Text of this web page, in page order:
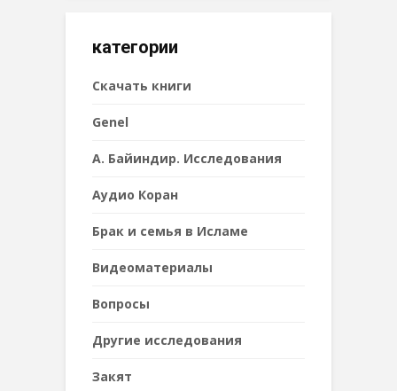
категории
Cкачать книги
Genel
А. Байиндир. Исследования
Аудио Коран
Брак и семья в Исламе
Видеоматериалы
Вопросы
Другие исследования
Закят